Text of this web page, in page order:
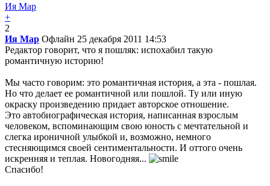
Ия Мар
+
2
Ия Мар Офлайн 25 декабря 2011 14:53
Редактор говорит, что я пошляк: испохабил такую
романтичную историю!
Мы часто говорим: это романтичная история, а эта - пошлая.
Но что делает ее романтичной или пошлой. Ту или иную
окраску произведению придает авторское отношение.
Это автобиографическая история, написанная взрослым
человеком, вспоминающим свою юность с мечтательной и
слегка ироничной улыбкой и, возможно, немного
стесняющимся своей сентиментальности. И оттого очень
искренняя и теплая. Новогодняя...
Спасибо!